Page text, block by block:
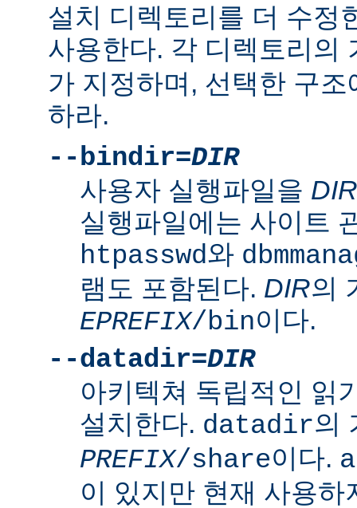
설치 디렉토리를 더 수정
사용한다. 각 디렉토리의
가 지정하며, 선택한 구
하라.
--bindir=DIR
사용자 실행파일을 DIR
실행파일에는 사이트
htpasswd와
램도 포함된다. DIR의
EPREFIX/bin이다.
--datadir=DIR
아키텍쳐 독립적인 읽
설치한다. datadir의
PREFIX/share이다.
이 있지만 현재 사용하